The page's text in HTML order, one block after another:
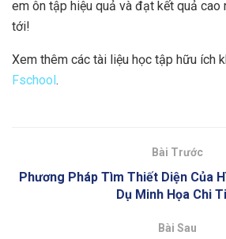
em ôn tập hiệu quả và đạt kết quả
tới!
Xem thêm các tài liệu học tập hữu ích
Fschool .
Bài Trước
Phương Pháp Tìm Thiết Diện Của
Dụ Minh Họa Chi
Bài Sau